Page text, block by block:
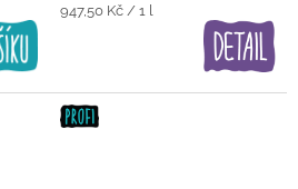
Měrná
947,50 Kč / 1 l